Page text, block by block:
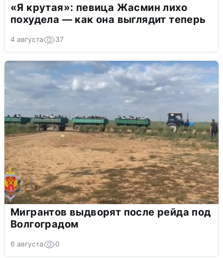
«Я крутая»: певица Жасмин лихо
похудела — как она выглядит теперь
4 августа 37
Мигрантов выдворят после рейда под
Волгоградом
6 августа 0